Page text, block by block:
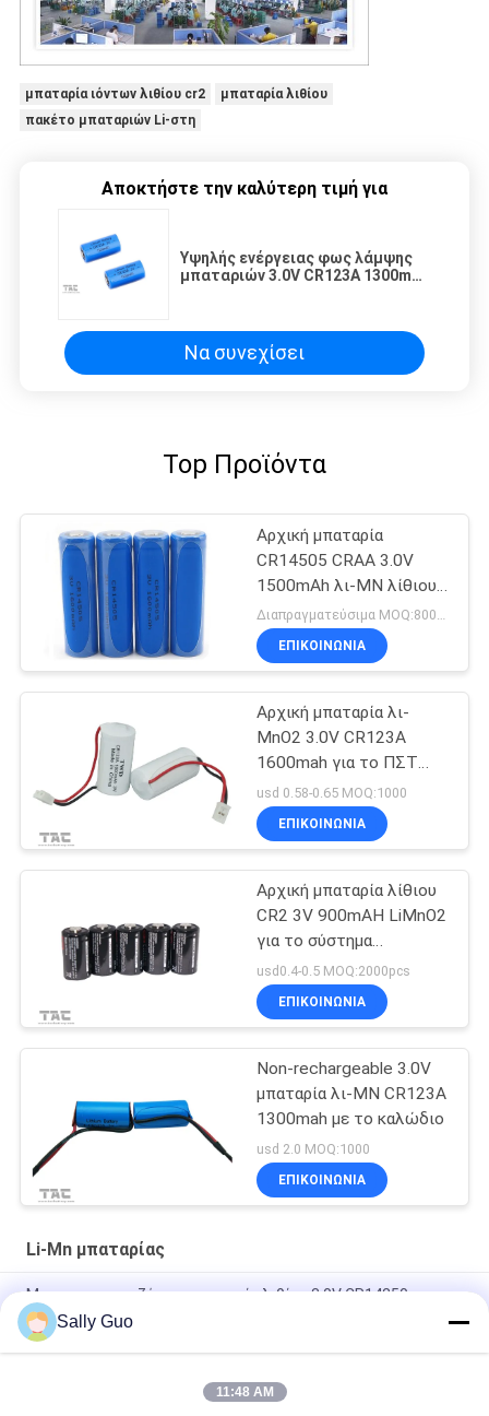
μπαταρία ιόντων λιθίου cr2
μπαταρία λιθίου
πακέτο μπαταριών Li-στη
Αποκτήστε την καλύτερη τιμή για
Υψηλής ενέργειας φως λάμψης
μπαταριών 3.0V CR123A 1300mAh
Να συνεχίσει
Top Προϊόντα
Αρχική μπαταρία
CR14505 CRAA 3.0V
1500mAh λι-ΜΝ λίθιου
για τους μετρητές
χρησιμότητας,
ντουλάπια πορτών
Διαπραγματεύσιμα MOQ:800PCS
ΕΠΙΚΟΙΝΩΝΊΑ
Αρχική μπαταρία λι-
MnO2 3.0V CR123A
1600mah για το ΠΣΤ
που ακολουθεί
ηλεκτρικό Mater
usd 0.58-0.65 MOQ:1000
ΕΠΙΚΟΙΝΩΝΊΑ
Αρχική μπαταρία λίθιου
CR2 3V 900mAH LiMnO2
για το σύστημα
ασφαλείας ΠΣΤ
usd0.4-0.5 MOQ:2000pcs
ΕΠΙΚΟΙΝΩΝΊΑ
Non-rechargeable 3.0V
μπαταρία λι-ΜΝ CR123A
1300mah με το καλώδιο
usd 2.0 MOQ:1000
ΕΠΙΚΟΙΝΩΝΊΑ
Li-Mn μπαταρίας
Μη επαναφορτιζόμενη μπαταρία λιθίου 3.0V CR14250
800mAh με καρτέλες
Έξυπνη εγχώρια 3000mAh 3.0V CR17505 μπαταρία λι-MnO2
CR14505 AA λι-Mno2 έξυπνο σπίτι κυττάρων μπαταριών
Sally Guo
11:48 AM